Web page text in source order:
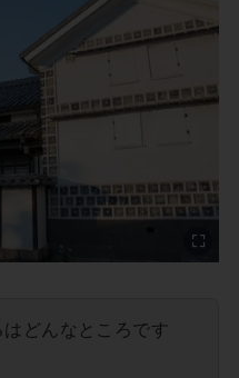
どんなところです